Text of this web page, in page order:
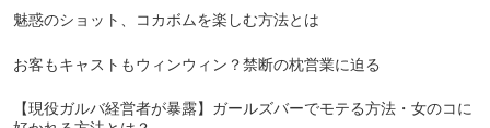
魅惑のショット、コカボムを楽しむ方法とは
お客もキャストもウィンウィン？禁断の枕営業に迫る
【現役ガルバ経営者が暴露】ガールズバーでモテる方法・女のコに